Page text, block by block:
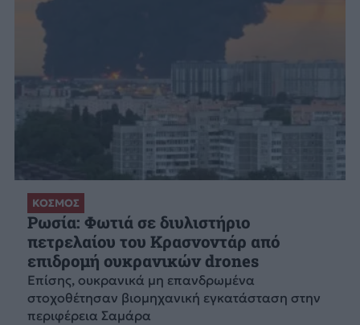
ΚΟΣΜΟΣ
Ρωσία: Φωτιά σε διυλιστήριο
πετρελαίου του Κρασνοντάρ από
επιδρομή ουκρανικών drones
Επίσης, ουκρανικά μη επανδρωμένα
στοχοθέτησαν βιομηχανική εγκατάσταση στην
περιφέρεια Σαμάρα